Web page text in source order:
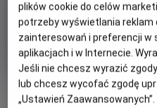
OBSERWUJ
Oryginalny
tytuł
Deadpool &
Komedia /
Czas
trwania
128 min
i
OCENA
7.7
plików cookie do celów
potrzeby wyświetlania reklam
zainteresowań i preferencji w
aplikacjach i w Internecie.
Jeśli nie chcesz wyrazić
lub chcesz wycofać zgodę
„Ustawień